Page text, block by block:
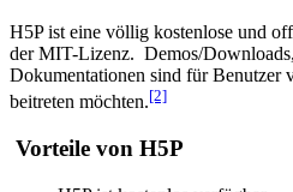
H5P ist eine völlig kostenlose und
der MIT-Lizenz. Demos/
Dokumentationen sind für Benutzer
beitreten möchten.[2]
Vorteile von H5P